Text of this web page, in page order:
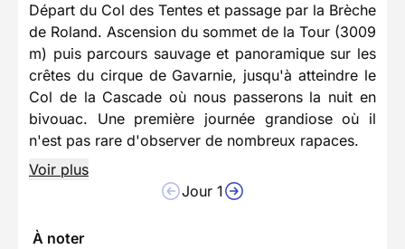
Départ du Col des Tentes et passage par la Brèche
de Roland. Ascension du sommet de la Tour (3009
m) puis parcours sauvage et panoramique sur les
crêtes du cirque de Gavarnie, jusqu'à atteindre le
Col de la Cascade où nous passerons la nuit en
bivouac. Une première journée grandiose où il
n'est pas rare d'observer de nombreux rapaces.
Voir plus
Jour 1
À noter